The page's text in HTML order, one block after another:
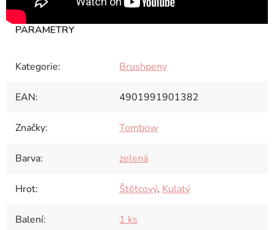
Kategorie: Brushpeny
EAN: 4901991901382
Značky: Tombow
Barva: zelená
Hrot: Štětcový, Kulatý
Balení: 1 ks